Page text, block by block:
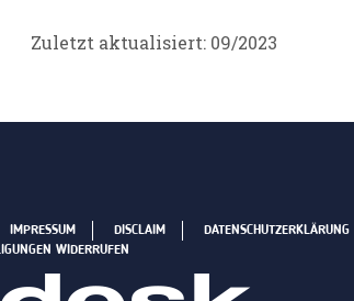
Zuletzt aktualisiert: 09/2023
IMPRESSUM DISCLAIM DATENSCHUTZERKLÄRUNG
WIDERRUFEN